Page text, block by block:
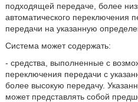
подходящей передаче, более
автоматического переключения
передачи на указанную
Система может содержать:
- средства, выполненные с
переключения передачи с
более высокую передачу.
может представлять собой